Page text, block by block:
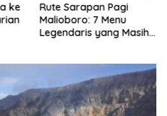
Rute Sarapan Pagi
Malioboro: 7 Menu
Legendaris yang Masih